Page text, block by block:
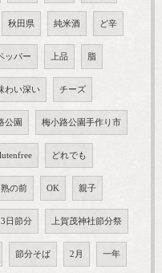
秋田県 純米酒 ど辛
ッパー 上品 脂
わい深い チーズ
公園 梅小路公園手作り市
どれでも
熟の前 OK 親子
日節分 上賀茂神社節分祭
節分そば 2月 一年